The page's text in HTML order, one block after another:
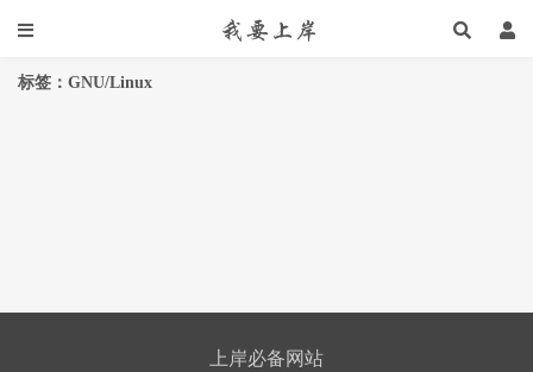
标签：GNU/Linux
上岸必备网站